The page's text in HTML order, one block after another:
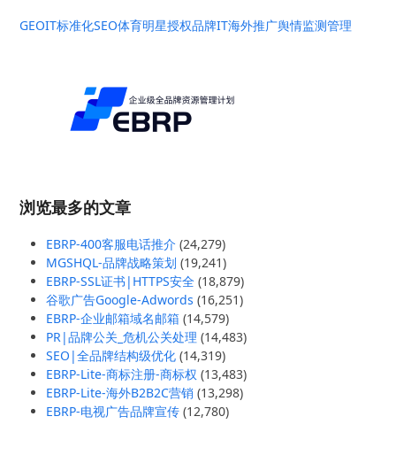
GEOIT标准化SEO体育明星授权品牌IT海外推广舆情监测管理
浏览最多的文章
EBRP-400客服电话推介 (24,279)
MGSHQL-品牌战略策划 (19,241)
EBRP-SSL证书|HTTPS安全 (18,879)
谷歌广告Google-Adwords (16,251)
EBRP-企业邮箱域名邮箱 (14,579)
PR|品牌公关_危机公关处理 (14,483)
SEO|全品牌结构级优化 (14,319)
EBRP-Lite-商标注册-商标权 (13,483)
EBRP-Lite-海外B2B2C营销 (13,298)
EBRP-电视广告品牌宣传 (12,780)